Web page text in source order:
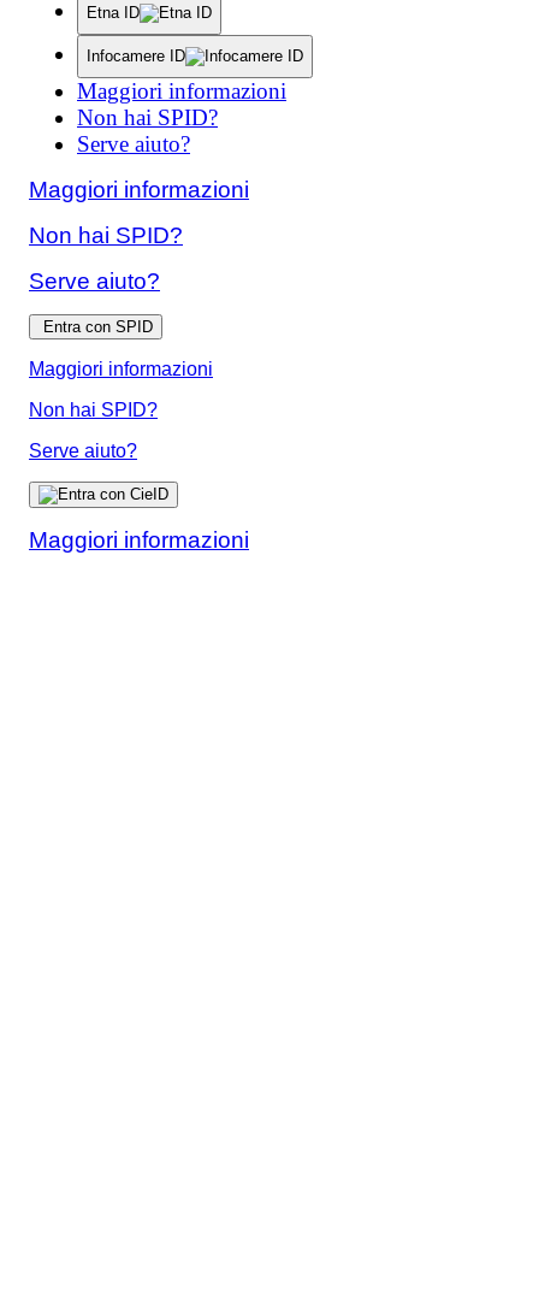
Etna ID
Infocamere ID
Maggiori informazioni
Non hai SPID?
Serve aiuto?
Maggiori informazioni
Non hai SPID?
Serve aiuto?
Entra con SPID
Maggiori informazioni
Non hai SPID?
Serve aiuto?
Maggiori informazioni